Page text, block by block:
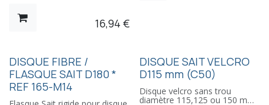
16,94 €
DISQUE FIBRE /
FLASQUE SAIT D180 *
REF 165-M14
REMISE
DISQUE SAIT VELCRO
D115 mm (C50)
Disque velcro sans trou
diamètre 115,125 ou 150 mm